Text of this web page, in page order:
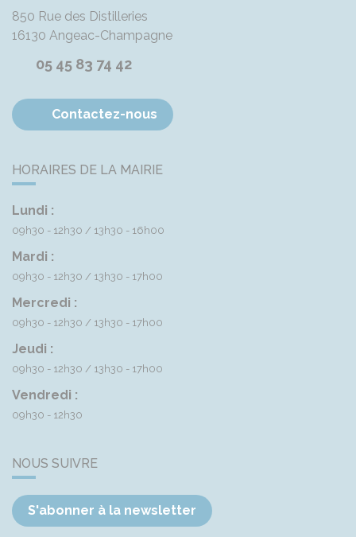
850 Rue des Distilleries
16130 Angeac-Champagne
05 45 83 74 42
Contactez-nous
HORAIRES DE LA MAIRIE
Lundi :
09h30 - 12h30 13h30 - 16h00
Mardi :
09h30 - 12h30 13h30 - 17h00
Mercredi :
09h30 - 12h30 13h30 - 17h00
Jeudi :
09h30 - 12h30 13h30 - 17h00
Vendredi :
09h30 - 12h30
NOUS SUIVRE
S'abonner à la newsletter